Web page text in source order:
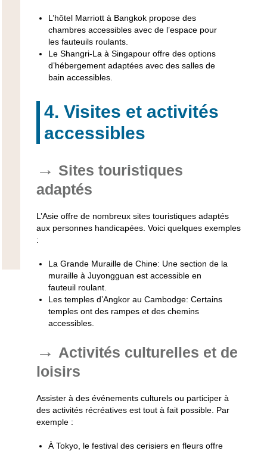
L’hôtel Marriott à Bangkok propose des
chambres accessibles avec de l’espace pour
les fauteuils roulants.
Le Shangri-La à Singapour offre des options
d’hébergement adaptées avec des salles de
bain accessibles.
4. Visites et activités
accessibles
Sites touristiques
adaptés
L’Asie offre de nombreux sites touristiques adaptés
aux personnes handicapées. Voici quelques exemples
:
La Grande Muraille de Chine: Une section de la
muraille à Juyongguan est accessible en
fauteuil roulant.
Les temples d’Angkor au Cambodge: Certains
temples ont des rampes et des chemins
accessibles.
Activités culturelles et de
loisirs
Assister à des événements culturels ou participer à
des activités récréatives est tout à fait possible. Par
exemple :
À Tokyo, le festival des cerisiers en fleurs offre